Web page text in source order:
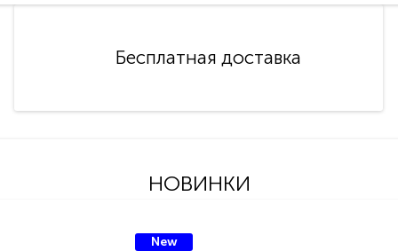
Бесплатная доставка
НОВИНКИ
New